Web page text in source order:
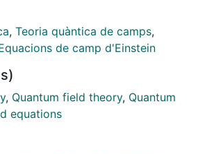
(of scalar, vector and tensor
solutions show
de Sitter is stable with respect
reveal a breakdown of
for a sufficiently long evolution
results are valid for any
, Teoria quàntica de camps,
de camp d'Einstein
, Quantum field theory, Quantum
equations